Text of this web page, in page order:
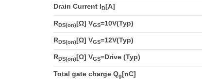
Drain Current ID[A]
RDS(on)[Ω] VGS=10V(Typ)
RDS(on)[Ω] VGS=12V(Typ)
RDS(on)[Ω] VGS=Drive (Typ)
Total gate charge Qg[nC]